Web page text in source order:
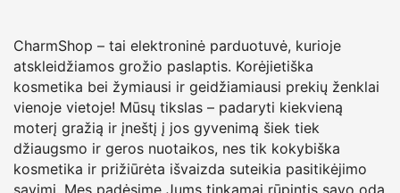
CharmShop – tai elektroninė parduotuvė, kurioje
atskleidžiamos grožio paslaptis. Korėjietiška
kosmetika bei žymiausi ir geidžiamiausi prekių ženklai
vienoje vietoje! Mūsų tikslas – padaryti kiekvieną
moterį gražią ir įneštį į jos gyvenimą šiek tiek
džiaugsmo ir geros nuotaikos, nes tik kokybiška
kosmetika ir prižiūrėta išvaizda suteikia pasitikėjimo
savimi. Mes padėsime Jums tinkamai rūpintis savo oda